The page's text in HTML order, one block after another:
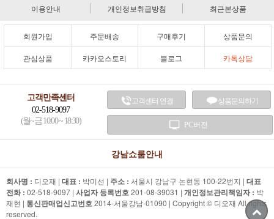
이용안내 개인정보취급방침 최근본상품
회원가입 주문배송 구매후기 상품문의
관심상품 카카오스토리 블로그 카톡상담
고객만족센터
02-518-9097
(월~금 10:00 ~ 18:30)
고객센터 연결 상품문의하기
PC버전
강남쇼룸안내
회사명 : 디오재 | 대표 : 박미선 | 주소 : 서울시 강남구 논현동 100-22번지 | 대표
전화 : 02-518-9097 | 사업자 등록번호201-08-39031 | 개인정보관리책임자 : 박
재현 | 통신판매업신고번호2014-서울강남-01090 | Copyright © 디오재 All rights
reserved.